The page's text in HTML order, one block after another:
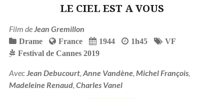
LE CIEL EST A VOUS
Film de Jean Gremillon
Drame France 1944 1h45
VF
Festival de Cannes 2019
Avec Jean Debucourt, Anne Vandène, Michel François,
Madeleine Renaud, Charles Vanel